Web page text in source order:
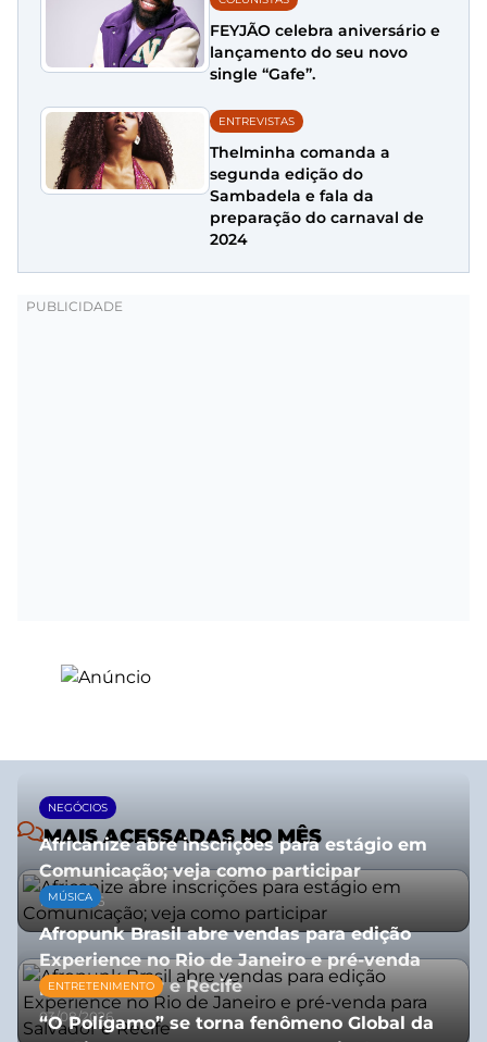
FEYJÃO celebra aniversário e
lançamento do seu novo
single “Gafe”.
ENTREVISTAS
Thelminha comanda a
segunda edição do
Sambadela e fala da
preparação do carnaval de
2024
MAIS ACESSADAS NO MÊS
NEGÓCIOS
Africanize abre inscrições para estágio em
Comunicação; veja como participar
13/01/2026
MÚSICA
Afropunk Brasil abre vendas para edição
Experience no Rio de Janeiro e pré-venda
para Salvador e Recife
03/08/2026
ENTRETENIMENTO
“O Polígamo” se torna fenômeno Global da